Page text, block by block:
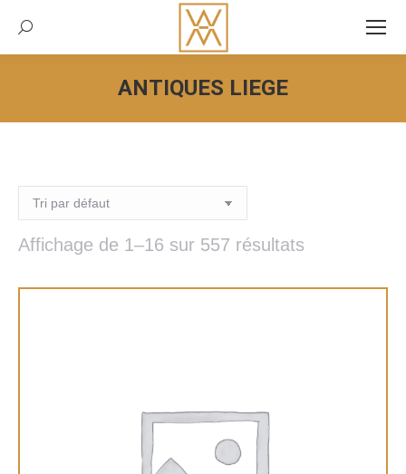
Recherche:
ANTIQUES LIEGE
Vous êtes ici :
Affichage de 1–16 sur 557 résultats